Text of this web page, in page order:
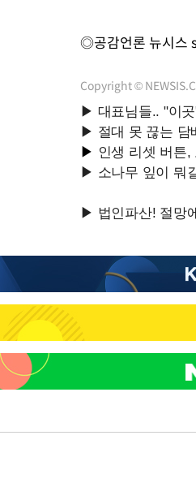
◎공감언론 뉴시스
Copyright ©